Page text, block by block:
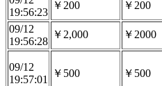
19:56:23
￥200 ￥200
09/12
19:56:28
￥2,000 ￥2000
09/12
19:57:01
￥500 ￥500